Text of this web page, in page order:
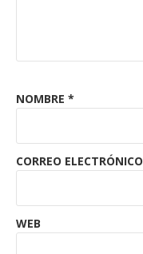
NOMBRE *
CORREO ELECTRÓNICO
WEB